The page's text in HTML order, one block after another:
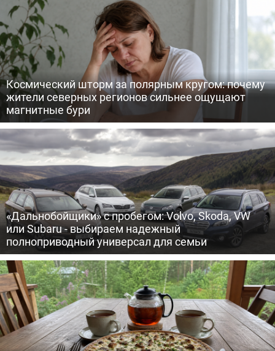
Космический шторм за полярным кругом: почему
жители северных регионов сильнее ощущают
магнитные бури
«Дальнобойщики» с пробегом: Volvo, Skoda, VW
или Subaru - выбираем надежный
полноприводный универсал для семьи